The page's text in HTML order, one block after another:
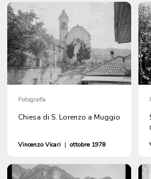
Fotografia
Chiesa di S. Lorenzo a Muggio
Vincenzo Vicari | ottobre 1978